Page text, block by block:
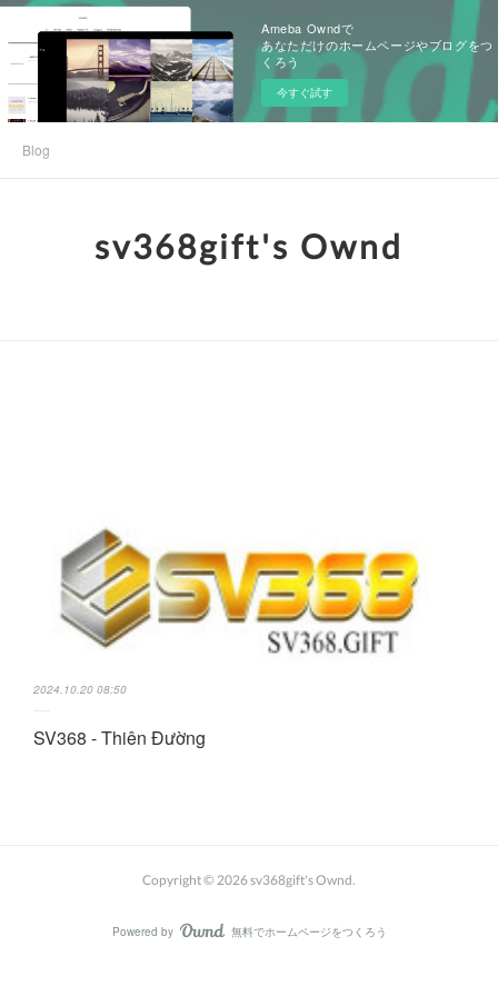
Ameba Owndで
あなただけのホームページやブログをつ
くろう
今すぐ試す
Blog
sv368gift's Ownd
2024.10.20 08:50
SV368 - Thiên Đường
Copyright © 2026sv368gift's Ownd.
Powered by AmebaOwnd
無料でホームページをつくろう